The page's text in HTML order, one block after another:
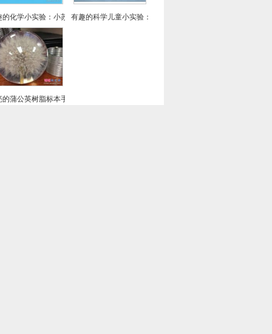
的化学小实验：小苏打+白醋有趣的科学儿童小实验：带电的报纸
的蒲公英树脂标本手工制作